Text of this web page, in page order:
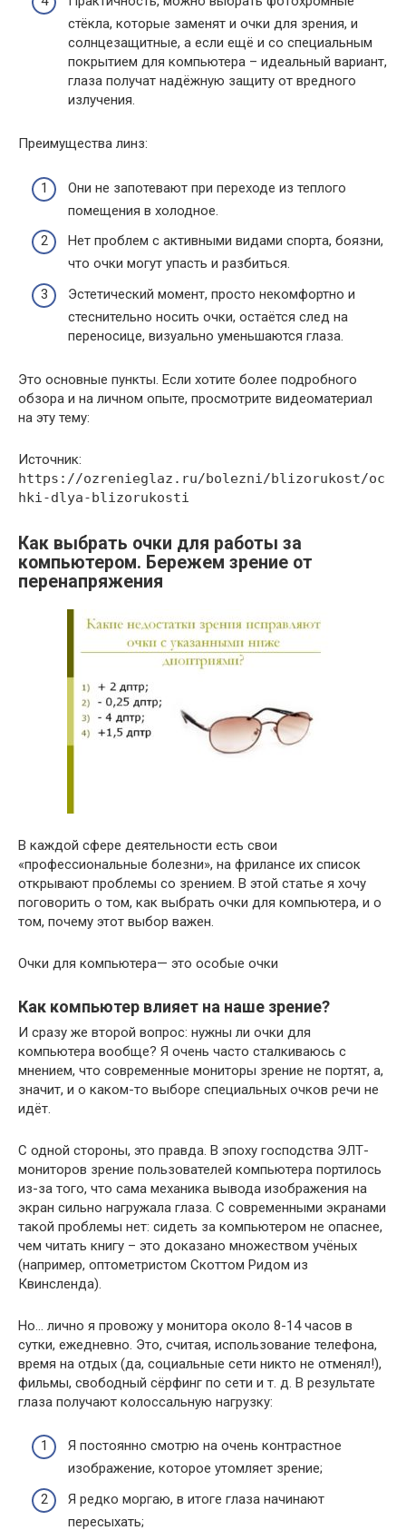
стёкла, которые заменят и очки для зрения, и
солнцезащитные, а если ещё и со специальным
покрытием для компьютера – идеальный вариант,
глаза получат надёжную защиту от вредного
излучения.
Преимущества линз:
Они не запотевают при переходе из теплого
помещения в холодное.
Нет проблем с активными видами спорта, боязни,
что очки могут упасть и разбиться.
Эстетический момент, просто некомфортно и
стеснительно носить очки, остаётся след на
переносице, визуально уменьшаются глаза.
Это основные пункты. Если хотите более подробного
обзора и на личном опыте, просмотрите видеоматериал
на эту тему:
Источник:
https://ozrenieglaz.ru/bolezni/blizorukost/oc
hki-dlya-blizorukosti
Как выбрать очки для работы за
компьютером. Бережем зрение от
перенапряжения
В каждой сфере деятельности есть свои
«профессиональные болезни», на фрилансе их список
открывают проблемы со зрением. В этой статье я хочу
поговорить о том, как выбрать очки для компьютера, и о
том, почему этот выбор важен.
Очки для компьютера— это особые очки
Как компьютер влияет на наше зрение?
И сразу же второй вопрос: нужны ли очки для
компьютера вообще? Я очень часто сталкиваюсь с
мнением, что современные мониторы зрение не портят, а,
значит, и о каком-то выборе специальных очков речи не
идёт.
С одной стороны, это правда. В эпоху господства ЭЛТ-
мониторов зрение пользователей компьютера портилось
из-за того, что сама механика вывода изображения на
экран сильно нагружала глаза. С современными экранами
такой проблемы нет: сидеть за компьютером не опаснее,
чем читать книгу – это доказано множеством учёных
(например, оптометристом Скоттом Ридом из
Квинсленда).
Но… лично я провожу у монитора около 8-14 часов в
сутки, ежедневно. Это, считая, использование телефона,
время на отдых (да, социальные сети никто не отменял!),
фильмы, свободный сёрфинг по сети и т. д. В результате
глаза получают колоссальную нагрузку:
Я постоянно смотрю на очень контрастное
изображение, которое утомляет зрение;
Я редко моргаю, в итоге глаза начинают
пересыхать;